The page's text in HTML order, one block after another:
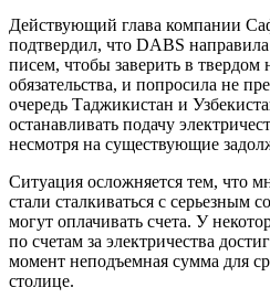
Действующий глава компании
подтвердил, что DABS
писем, чтобы заверить в
обязательства, и попросила не
очередь Таджикистан и
останавливать подачу
несмотря на существующие
Ситуация осложняется тем, что
стали сталкиваться с серьезным
могут оплачивать счета. У
по счетам за электричества
момент неподъемная сумма для
столице.